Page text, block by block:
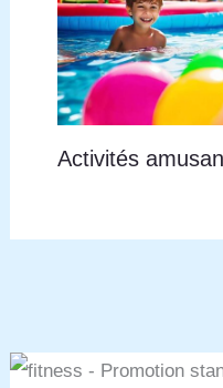
Activités